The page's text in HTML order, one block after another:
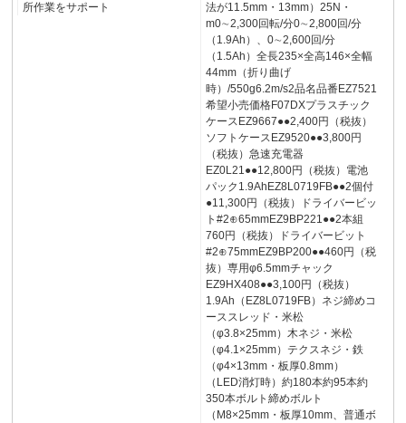
所作業をサポート
法が11.5mm・13mm）25N・
m0∼2,300回転/分0∼2,800回/分
（1.9Ah）、0∼2,600回/分
（1.5Ah）全長235×全高146×全幅
44mm（折り曲げ
時）/550g6.2m/s2品名品番EZ7521
希望小売価格F07DXプラスチック
ケースEZ9667●●2,400円（税抜）
ソフトケースEZ9520●●3,800円
（税抜）急速充電器
EZ0L21●●12,800円（税抜）電池
パック1.9AhEZ8L0719FB●●2個付
●11,300円（税抜）ドライバービッ
ト#2⊕65mmEZ9BP221●●2本組
760円（税抜）ドライバービット
#2⊕75mmEZ9BP200●●460円（税
抜）専用φ6.5mmチャック
EZ9HX408●●3,100円（税抜）
1.9Ah（EZ8L0719FB）ネジ締めコ
ーススレッド・米松
（φ3.8×25mm）木ネジ・米松
（φ4.1×25mm）テクスネジ・鉄
（φ4×13mm・板厚0.8mm）
（LED消灯時）約180本約95本約
350本ボルト締めボルト
（M8×25mm・板厚10mm、普通ボ